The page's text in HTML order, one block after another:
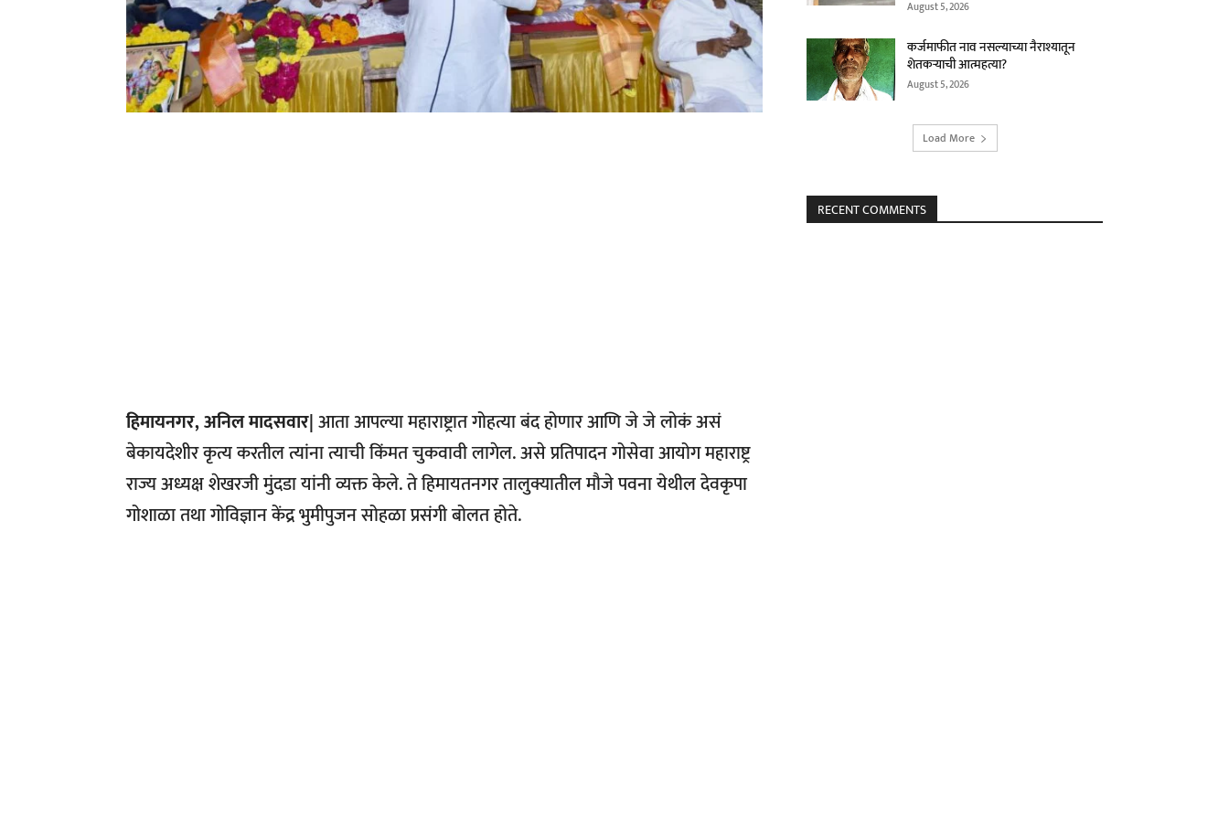
हिमायनगर, अनिल मादसवार|आता आपल्या महाराष्ट्रात गोहत्या बंद होणार आणि जे जे लोकं असं
बेकायदेशीर कृत्य करतील त्यांना त्याची किंमत चुकवावी लागेल. असे प्रतिपादन गोसेवा आयोग महाराष्ट्र
राज्य अध्यक्ष शेखरजी मुंदडा यांनी व्यक्त केले. ते हिमायतनगर तालुक्यातील मौजे पवना येथील देवकृपा
गोशाळा तथा गोविज्ञान केंद्र भुमीपुजन सोहळा प्रसंगी बोलत होते.
August 5, 2026
कर्जमाफीत नाव नसल्याच्या नैराश्यातून
शेतकऱ्याची आत्महत्या?
August 5, 2026
Load More
RECENT COMMENTS